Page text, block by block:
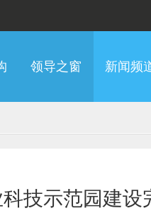
领导之窗 新闻频
技示范园建设